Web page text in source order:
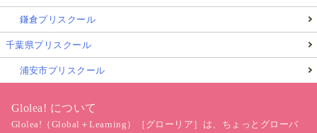
鎌倉プリスクール
千葉県プリスクール
浦安市プリスクール
Glolea! について
Glolea!（Global＋Learning）［グローリア］は、ちょっとグローバ